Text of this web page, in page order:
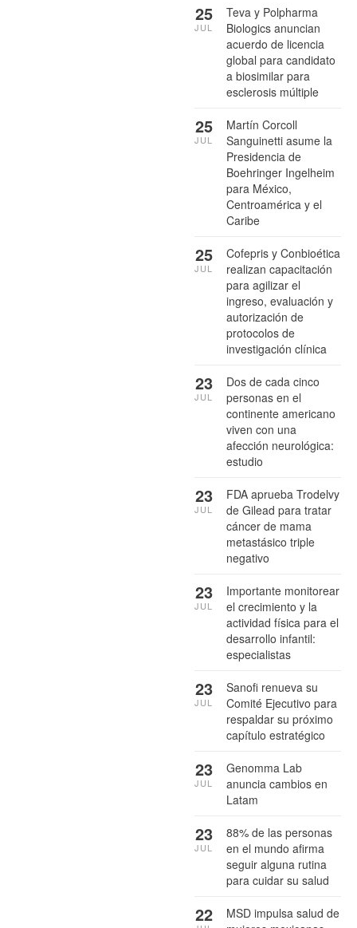
Teva y Polpharma
Biologics anuncian
acuerdo de licencia
global para candidato
a biosimilar para
esclerosis múltiple
25
JUL
Martín Corcoll
Sanguinetti asume la
Presidencia de
Boehringer Ingelheim
para México,
Centroamérica y el
Caribe
25
JUL
Cofepris y Conbioética
realizan capacitación
para agilizar el
ingreso, evaluación y
autorización de
protocolos de
investigación clínica
25
JUL
Dos de cada cinco
personas en el
continente americano
viven con una
afección neurológica:
estudio
23
JUL
FDA aprueba Trodelvy
de Gilead para tratar
cáncer de mama
metastásico triple
negativo
23
JUL
Importante monitorear
el crecimiento y la
actividad física para el
desarrollo infantil:
especialistas
23
JUL
Sanofi renueva su
Comité Ejecutivo para
respaldar su próximo
capítulo estratégico
23
JUL
Genomma Lab
anuncia cambios en
Latam
23
JUL
88% de las personas
en el mundo afirma
seguir alguna rutina
para cuidar su salud
23
JUL
MSD impulsa salud de
22